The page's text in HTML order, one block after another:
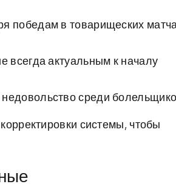
победам в товарищеских
всегда актуальным к началу
среди
системы, чтобы